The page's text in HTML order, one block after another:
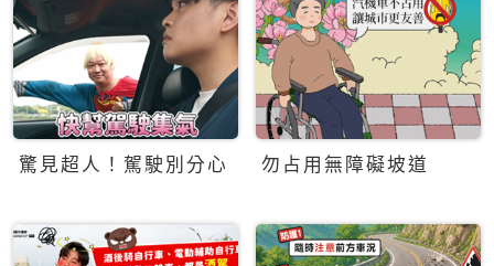
驚見超人！駕駛別分心 勿占用無障礙坡道